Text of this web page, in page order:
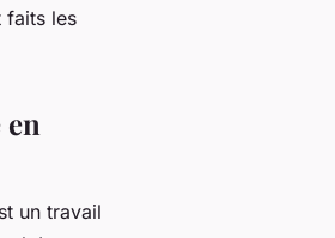
faits les
un travail